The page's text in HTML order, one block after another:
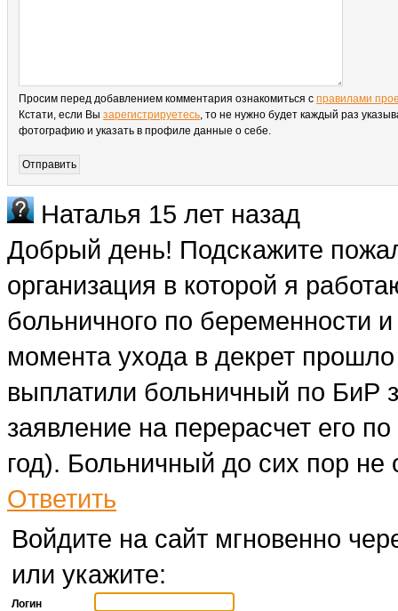
Просим перед добавлением комментария ознакомиться с правилами
Кстати, если Вы зарегистрируетесь, то не нужно будет каждый раз
фотографию и указать в профиле данные о себе.
Наталья 15 лет назад
Добрый день! Подскажите
организация в которой я
больничного по беременности
момента ухода в декрет
выплатили больничный по БиР
заявление на перерасчет его
год). Больничный до сих пор не
Ответить
Войдите на сайт мгновенно
или укажите:
Логин